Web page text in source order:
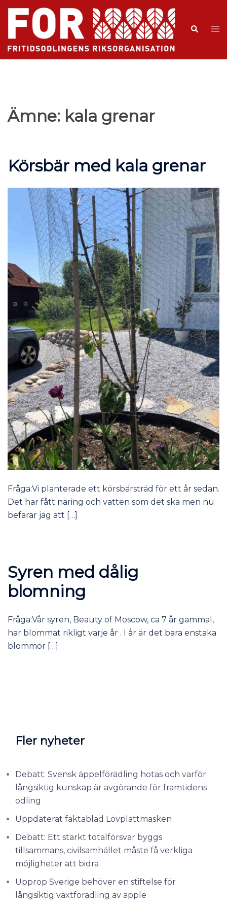
Ämne: kala grenar
Körsbär med kala grenar
Fråga:Vi planterade ett körsbärsträd för ett år sedan.
Det har fått näring och vatten som det ska men nu
befarar jag att […]
Syren med dålig
blomning
Fråga:Vår syren, Beauty of Moscow, ca 7 år gammal,
har blommat rikligt varje år . I år är det bara enstaka
blommor […]
Fler nyheter
Debatt: Svensk äppelförädling hotas och varför
långsiktig kunskap är avgörande för framtidens
odling
Uppdaterat faktablad Lövplattmasken
Debatt: Ett starkt totalförsvar byggs
tillsammans, civilsamhället måste få verkliga
möjligheter att bidra
Upprop Sverige behöver en stiftelse för
långsiktig växtförädling av äpple